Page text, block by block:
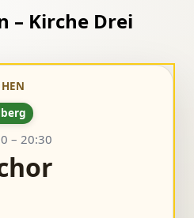
– Kirche Drei
– 20:30